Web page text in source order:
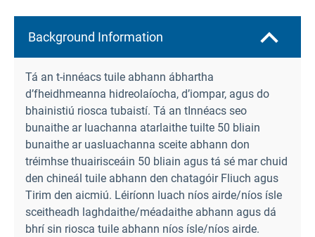
Background Information
Tá an t-innéacs tuile abhann ábhartha
d’fheidhmeanna hidreolaíocha, d’iompar, agus do
bhainistiú riosca tubaistí. Tá an tInnéacs seo
bunaithe ar luachanna atarlaithe tuilte 50 bliain
bunaithe ar uasluachanna sceite abhann don
tréimhse thuairisceáin 50 bliain agus tá sé mar chuid
den chineál tuile abhann den chatagóir Fliuch agus
Tirim den aicmiú. Léiríonn luach níos airde/níos ísle
sceitheadh laghdaithe/méadaithe abhann agus dá
bhrí sin riosca tuile abhann níos ísle/níos airde.